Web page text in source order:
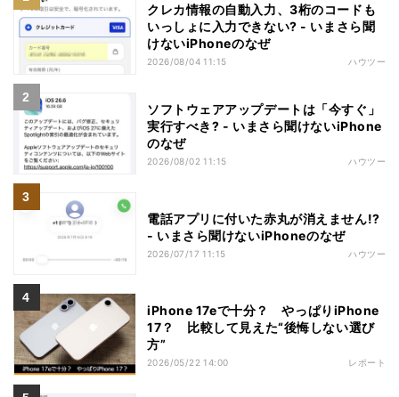
クレカ情報の自動入力、3桁のコードも
いっしょに入力できない? - いまさら聞
けないiPhoneのなぜ
2026/08/04 11:15 ハウツー
ソフトウェアアップデートは「今すぐ」
実行すべき? - いまさら聞けないiPhone
のなぜ
2026/08/02 11:15 ハウツー
電話アプリに付いた赤丸が消えません!?
- いまさら聞けないiPhoneのなぜ
2026/07/17 11:15 ハウツー
iPhone 17eで十分？ やっぱりiPhone
17？ 比較して見えた“後悔しない選び
方”
2026/05/22 14:00 レポート